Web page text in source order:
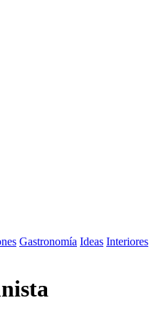
Gastronomía Ideas Interiores